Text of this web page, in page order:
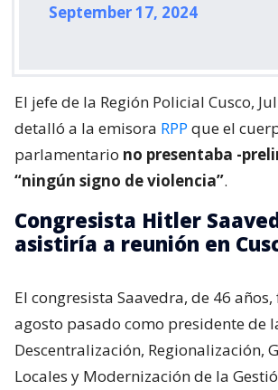
September 17, 2024
El jefe de la Región Policial Cusco,
detalló a la emisora RPP que el
parlamentario no presentaba -
“ningún signo de violencia”.
Congresista Hitler
asistiría a reunión en
El congresista Saavedra, de 46
agosto pasado como presidente de
Descentralización, Regionalización,
Locales y Modernización de la